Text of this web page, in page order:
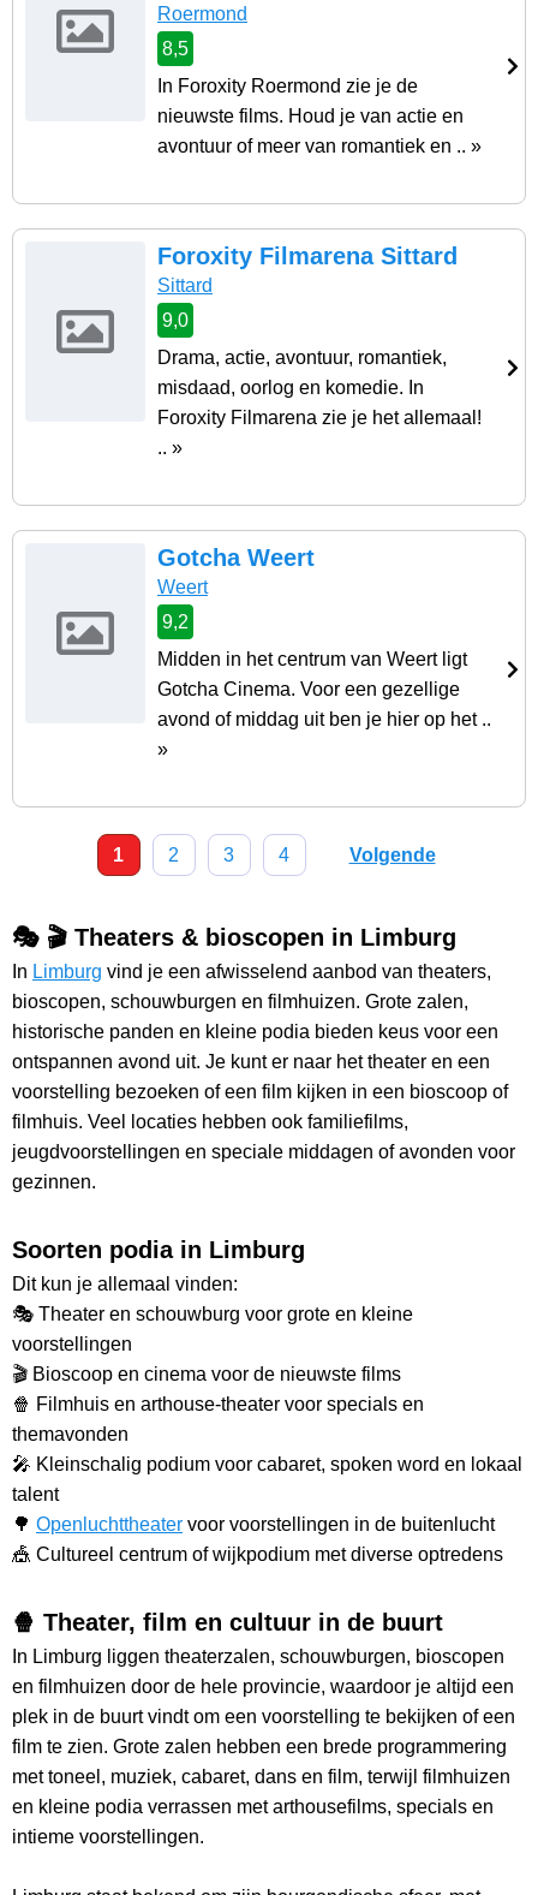
Roermond
8,5
In Foroxity Roermond zie je de
nieuwste films. Houd je van actie en
avontuur of meer van romantiek en .. »
Foroxity Filmarena Sittard
Sittard
9,0
Drama, actie, avontuur, romantiek,
misdaad, oorlog en komedie. In
Foroxity Filmarena zie je het allemaal!
.. »
Gotcha Weert
Weert
9,2
Midden in het centrum van Weert ligt
Gotcha Cinema. Voor een gezellige
avond of middag uit ben je hier op het ..
»
1 2 3 4 Volgende
🎭 🎬 Theaters & bioscopen in Limburg
In Limburg vind je een afwisselend aanbod van theaters,
bioscopen, schouwburgen en filmhuizen. Grote zalen,
historische panden en kleine podia bieden keus voor een
ontspannen avond uit. Je kunt er naar het theater en een
voorstelling bezoeken of een film kijken in een bioscoop of
filmhuis. Veel locaties hebben ook familiefilms,
jeugdvoorstellingen en speciale middagen of avonden voor
gezinnen.
Soorten podia in Limburg
Dit kun je allemaal vinden:
🎭 Theater en schouwburg voor grote en kleine
voorstellingen
🎬 Bioscoop en cinema voor de nieuwste films
🍿 Filmhuis en arthouse-theater voor specials en
themavonden
🎤 Kleinschalig podium voor cabaret, spoken word en lokaal
talent
🌳 Openluchttheater voor voorstellingen in de buitenlucht
🎪 Cultureel centrum of wijkpodium met diverse optredens
🍿 Theater, film en cultuur in de buurt
In Limburg liggen theaterzalen, schouwburgen, bioscopen
en filmhuizen door de hele provincie, waardoor je altijd een
plek in de buurt vindt om een voorstelling te bekijken of een
film te zien. Grote zalen hebben een brede programmering
met toneel, muziek, cabaret, dans en film, terwijl filmhuizen
en kleine podia verrassen met arthousefilms, specials en
intieme voorstellingen.